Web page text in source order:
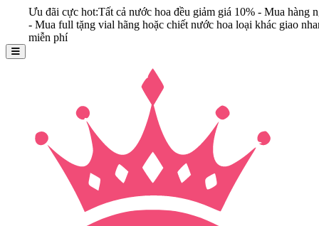
đãi cực hot:Tất cả nước hoa đều giảm giá 10% - Mua hàng ngay
full tặng vial hãng hoặc chiết nước hoa loại khác giao nhanh
phí